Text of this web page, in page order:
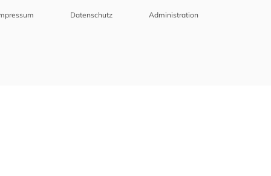
Datenschutz Administration